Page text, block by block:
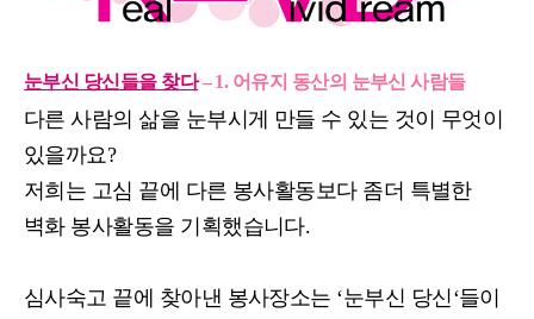
눈부신 당신들을 찾다 – 1. 어유지 동산의 눈부신 사람들
다른 사람의 삶을 눈부시게 만들 수 있는 것이 무엇이
있을까요 ?
저희는 고심 끝에 다른 봉사활동보다 좀더 특별한
벽화 봉사활동을 기획했습니다.
심사숙고 끝에 찾아낸 봉사장소는 ‘눈부신 당신 ‘들이